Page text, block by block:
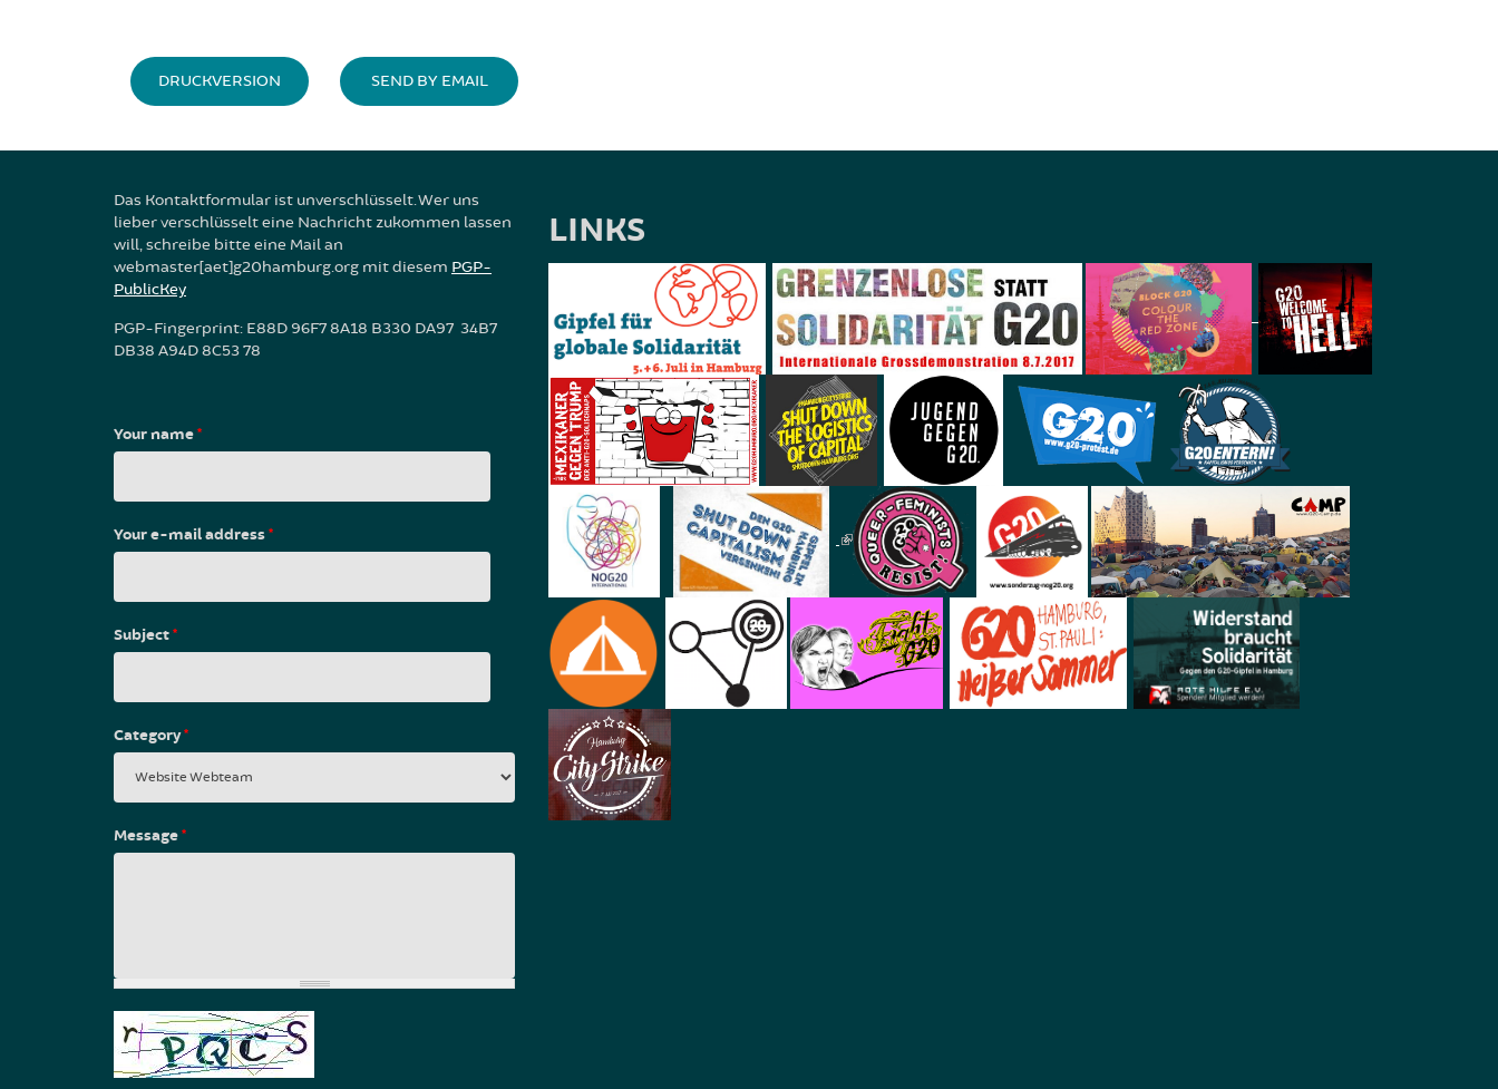
DRUCKVERSION SEND BY EMAIL
Das Kontaktformular ist unverschlüsselt. Wer uns
lieber verschlüsselt eine Nachricht zukommen lassen
will, schreibe bitte eine Mail an
webmaster[aet]g20hamburg.org mit diesem PGP-
PublicKey
PGP-Fingerprint: E88D 96F7 8A18 B330 DA97 34B7
DB38 A94D 8C53 78
Your name*
Your e-mail address*
Subject*
Category*
Message*
LINKS